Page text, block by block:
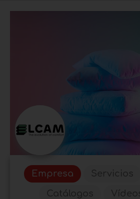
Empresa Servicios
Catálogos